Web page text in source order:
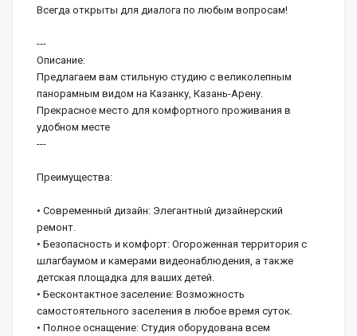
Всегда открыты для диалога по любым вопросам!
---
Описание:
Предлагаем вам стильную студию с великолепным
панорамным видом на Казанку, Казань-Арену.
Прекрасное место для комфортного проживания в
удобном месте
---
Преимущества:
• Современный дизайн: Элегантный дизайнерский
ремонт.
• Безопасность и комфорт: Огороженная территория с
шлагбаумом и камерами видеонаблюдения, а также
детская площадка для ваших детей.
• Бесконтактное заселение: Возможность
самостоятельного заселения в любое время суток.
• Полное оснащение: Студия оборудована всем